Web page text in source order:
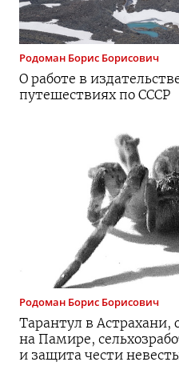
Родоман Борис Борисович
О работе в
путешествиях по СССР
Родоман Борис Борисович
Тарантул в Астрахани,
на Памире,
и защита чести